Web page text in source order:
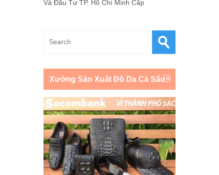
Và Đầu Tư TP. Hồ Chí Minh Cấp
Xưởng Sản Xuất Đồ Da Cá Sấu